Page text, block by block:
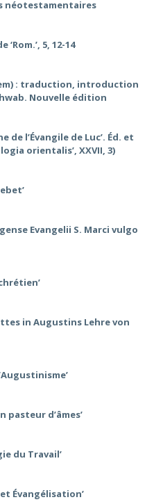
néotestamentaires
5, 12-14
: traduction, introduction
Nouvelle édition
de l’Évangile de Luc’. Éd. et
orientalis’, XXVII, 3)
Evangelii S. Marci vulgo
in Augustins Lehre von
pasteur d’âmes’
du Travail’
Évangélisation’